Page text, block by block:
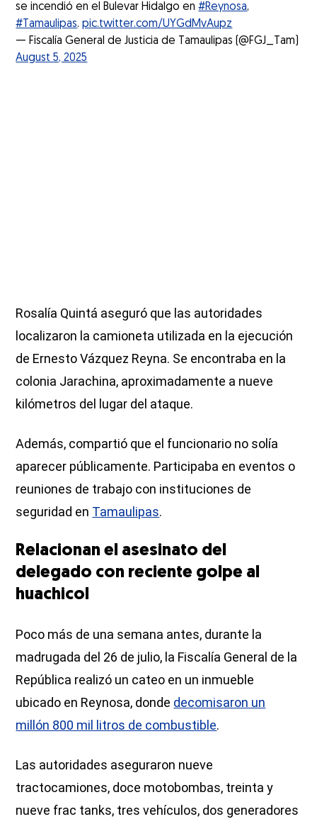
se incendió en el Bulevar Hidalgo en#Reynosa,
#Tamaulipas.pic.twitter.com/UYGdMvAupz
— Fiscalía General de Justicia de Tamaulipas (@FGJ_Tam)
August 5, 2025
Rosalía Quintá aseguró que las autoridades
localizaron la camioneta utilizada en la ejecución
de Ernesto Vázquez Reyna. Se encontraba en la
colonia Jarachina, aproximadamente a nueve
kilómetros del lugar del ataque.
Además, compartió que el funcionario no solía
aparecer públicamente. Participaba en eventos o
reuniones de trabajo con instituciones de
seguridad en Tamaulipas.
Relacionan el asesinato del
delegado con reciente golpe al
huachicol
Poco más de una semana antes, durante la
madrugada del 26 de julio, la Fiscalía General de la
República realizó un cateo en un inmueble
ubicado en Reynosa, donde decomisaron un
millón 800 mil litros de combustible.
Las autoridades aseguraron nueve
tractocamiones, doce motobombas, treinta y
nueve frac tanks, tres vehículos, dos generadores